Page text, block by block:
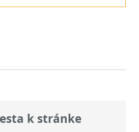
k stránke